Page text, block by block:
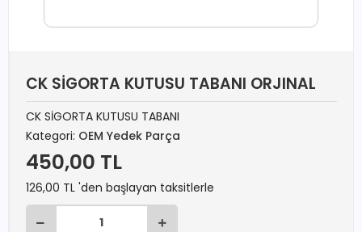
CK SİGORTA KUTUSU TABANI ORJINAL
CK SİGORTA KUTUSU TABANI
Kategori: OEM Yedek Parça
450,00 TL
126,00 TL 'den başlayan taksitlerle